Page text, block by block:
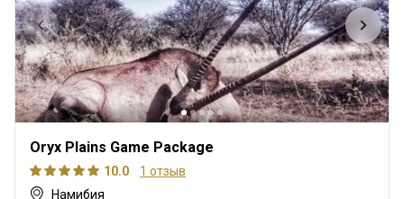
Oryx Plains Game Package
10.0
1 отзыв
Намибия